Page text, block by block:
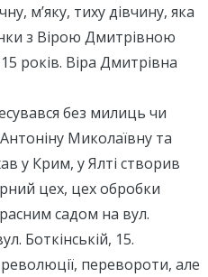
м’яку, тиху дівчину, яка
з Вірою Дмитрівною
років. Віра Дмитрівна
без милиць чи
Миколаївну та
у Крим, у Ялті створив
цех, цех обробки
садом на вул.
Боткінській, 15.
перевороти, але